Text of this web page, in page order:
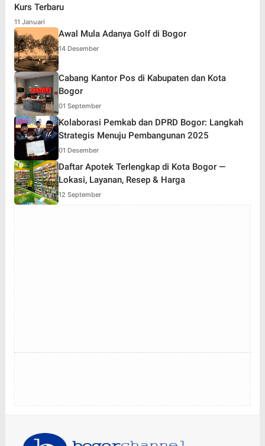
Kurs Terbaru
11 Januari
Awal Mula Adanya Golf di Bogor
14 Desember
Cabang Kantor Pos di Kabupaten dan Kota
Bogor
01 September
Kolaborasi Pemkab dan DPRD Bogor: Langkah
Strategis Menuju Pembangunan 2025
01 Desember
Daftar Apotek Terlengkap di Kota Bogor —
Lokasi, Layanan, Resep & Harga
12 September